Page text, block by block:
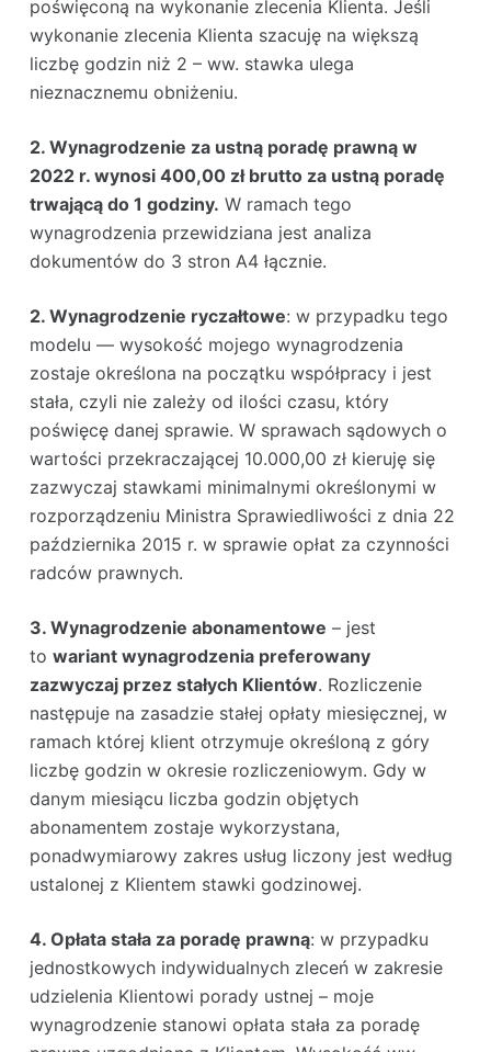
poświęconą na wykonanie zlecenia Klienta. Jeśli
wykonanie zlecenia Klienta szacuję na większą
liczbę godzin niż 2 – ww. stawka ulega
nieznacznemu obniżeniu.
2. Wynagrodzenie za ustną poradę prawną w
2022 r. wynosi 400,00 zł brutto za ustną poradę
trwającą do 1 godziny. W ramach tego
wynagrodzenia przewidziana jest analiza
dokumentów do 3 stron A4 łącznie.
2. Wynagrodzenie ryczałtowe: w przypadku tego
modelu — wysokość mojego wynagrodzenia
zostaje określona na początku współpracy i jest
stała, czyli nie zależy od ilości czasu, który
poświęcę danej sprawie. W sprawach sądowych o
wartości przekraczającej 10.000,00 zł kieruję się
zazwyczaj stawkami minimalnymi określonymi w
rozporządzeniu Ministra Sprawiedliwości z dnia 22
października 2015 r. w sprawie opłat za czynności
radców prawnych.
3. Wynagrodzenie abonamentowe – jest
to wariant wynagrodzenia preferowany
zazwyczaj przez stałych Klientów. Rozliczenie
następuje na zasadzie stałej opłaty miesięcznej, w
ramach której klient otrzymuje określoną z góry
liczbę godzin w okresie rozliczeniowym. Gdy w
danym miesiącu liczba godzin objętych
abonamentem zostaje wykorzystana,
ponadwymiarowy zakres usług liczony jest według
ustalonej z Klientem stawki godzinowej.
4. Opłata stała za poradę prawną: w przypadku
jednostkowych indywidualnych zleceń w zakresie
udzielenia Klientowi porady ustnej – moje
wynagrodzenie stanowi opłata stała za poradę